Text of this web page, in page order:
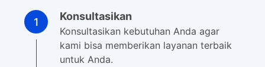
Konsultasikan
Konsultasikan kebutuhan Anda agar
kami bisa memberikan layanan terbaik
untuk Anda.